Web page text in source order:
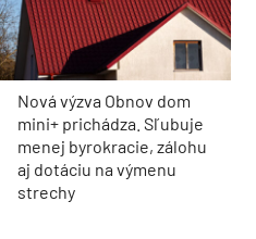
Nová výzva Obnov dom
mini+ prichádza. Sľubuje
menej byrokracie, zálohu
aj dotáciu na výmenu
strechy